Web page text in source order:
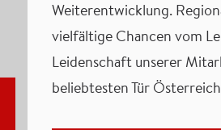
Weiterentwicklung.
vielfältige Chancen vom
Leidenschaft unserer
beliebtesten Tür